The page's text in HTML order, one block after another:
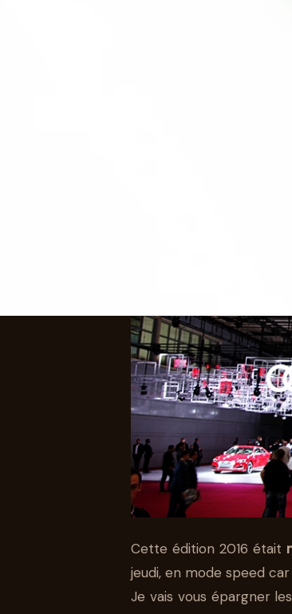
FLASH-
L’AUTO
5 MIN DE LECTURE STÉPHANE
Cette édition 2016 était
jeudi, en mode speed
Je vais vous épargner